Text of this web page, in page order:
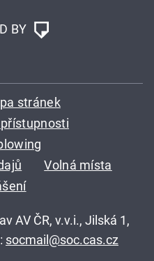
BY
stránek
Volná místa
AV ČR, v.v.i., Jilská 1,
socmail@soc.cas.cz